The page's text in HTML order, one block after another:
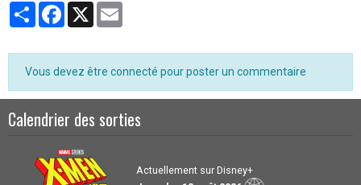
PartagerFacebook
X
Vous devez être connecté pour poster un commentaire
Calendrier des sorties
Actuellement sur Disney+